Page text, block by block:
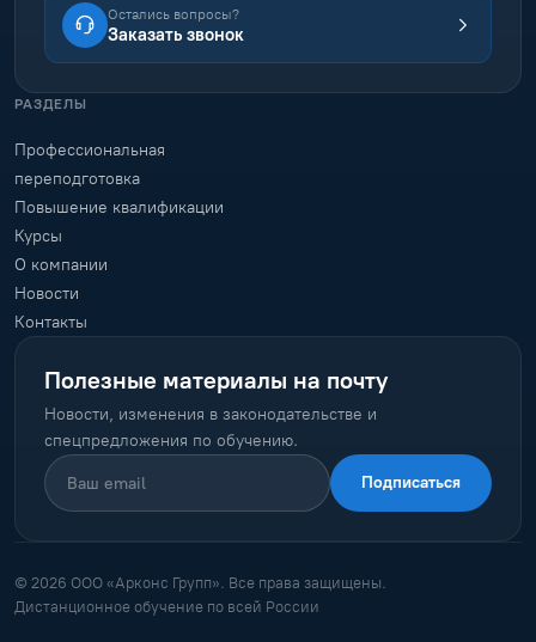
Остались вопросы?
Заказать звонок
РАЗДЕЛЫ
Профессиональная
переподготовка
Повышение квалификации
Курсы
О компании
Новости
Контакты
Полезные материалы на почту
Новости, изменения в законодательстве и
спецпредложения по обучению.
Подписаться
© 2026 ООО «Арконс Групп». Все права защищены.
Дистанционное обучение по всей России